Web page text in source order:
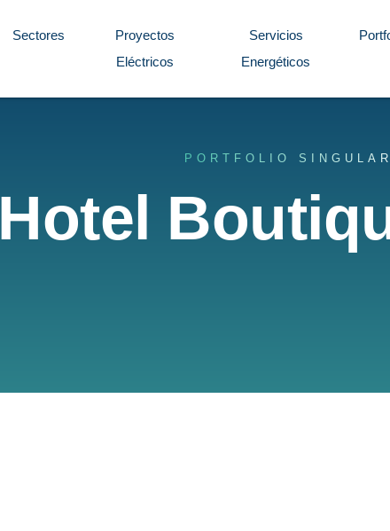
Sectores
Proyectos
Eléctricos
Servicios
Energéticos
PORTFOLIO
Hotel